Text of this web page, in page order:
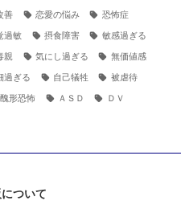
善 恋愛の悩み 恐怖症
過敏 摂食障害 敏感過ぎる
親 気にし過ぎる 無価値感
過ぎる 自己犠牲 被虐待
醜形恐怖 ＡＳＤ ＤＶ
ついて